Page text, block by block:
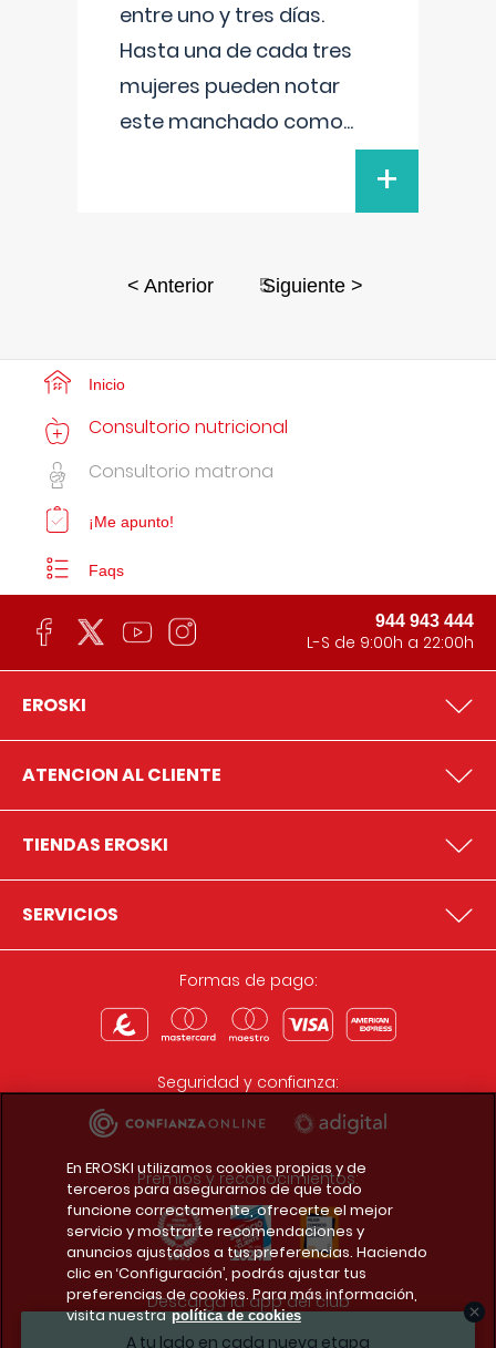
entre uno y tres días.
Hasta una de cada tres
mujeres pueden notar
este manchado como...
+
< Anterior 5
Siguiente >
A tu lado en cada nueva etapa
Inicio
Consultorio nutricional
Consultorio matrona
¡Me apunto!
Faqs
944 943 444
L-S de 9:00h a 22:00h
EROSKI
ATENCION AL CLIENTE
TIENDAS EROSKI
SERVICIOS
Formas de pago:
Seguridad y confianza:
Premios y reconocimientos:
Descarga la app del club
En EROSKI utilizamos cookies propias y de
terceros para asegurarnos de que todo
funcione correctamente, ofrecerte el mejor
servicio y mostrarte recomendaciones y
anuncios ajustados a tus preferencias. Haciendo
clic en ‘Configuración’, podrás ajustar tus
preferencias de cookies. Para más información,
visita nuestra política de cookies